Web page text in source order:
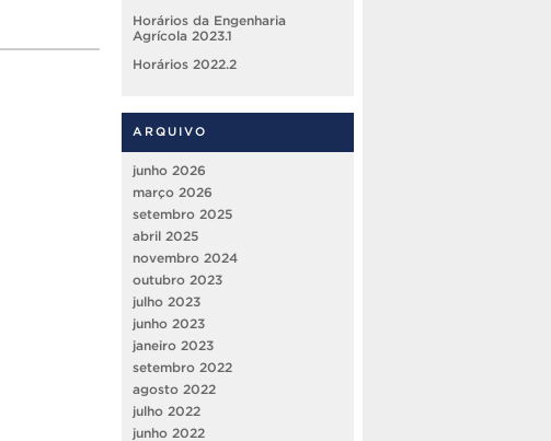
Horários da Engenharia
Agrícola 2023.1
Horários 2022.2
ARQUIVO
junho 2026
março 2026
setembro 2025
abril 2025
novembro 2024
outubro 2023
julho 2023
junho 2023
janeiro 2023
setembro 2022
agosto 2022
julho 2022
junho 2022